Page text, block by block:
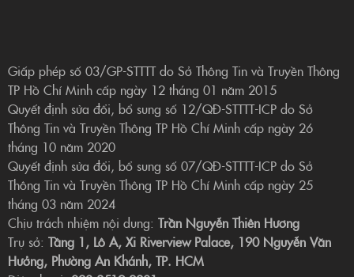
Giấp phép số 03/GP-STTTT do Sở Thông Tin và Truyền Thông
TP Hồ Chí Minh cấp ngày 12 tháng 01 năm 2015
Quyết định sửa đổi, bổ sung số 12/QĐ-STTTT-ICP do Sở
Thông Tin và Truyền Thông TP Hồ Chí Minh cấp ngày 26
tháng 10 năm 2020
Quyết định sửa đổi, bổ sung số 07/QĐ-STTTT-ICP do Sở
Thông Tin và Truyền Thông TP Hồ Chí Minh cấp ngày 25
tháng 03 năm 2024
Chịu trách nhiệm nội dung: Trần Nguyễn Thiên Hương
Trụ sở: Tầng 1, Lô A, Xi Riverview Palace, 190 Nguyễn Văn
Hưởng, Phường An Khánh, TP. HCM